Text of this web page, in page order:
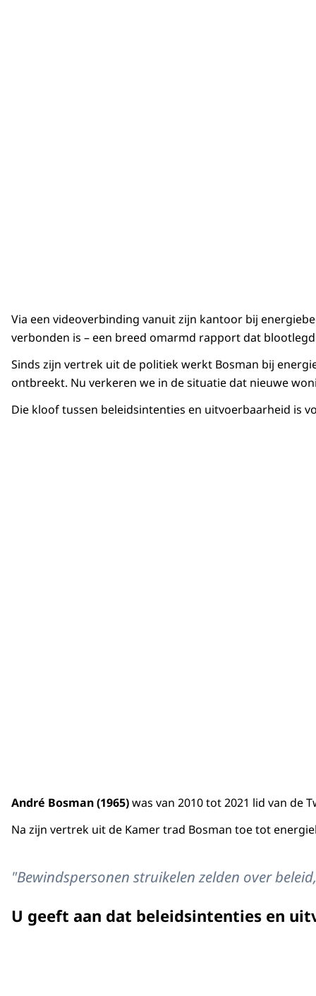
Via een videoverbinding vanuit zijn kantoor bij
verbonden is – een breed omarmd rapport dat
Sinds zijn vertrek uit de politiek werkt Bosman bij
ontbreekt. Nu verkeren we in de situatie dat nieuwe
Die kloof tussen beleidsintenties en uitvoerbaarheid is
André Bosman (1965)was van 2010 tot 2021 lid van de
Na zijn vertrek uit de Kamer trad Bosman toe tot
"Bewindspersonen struikelen zelden over
U geeft aan dat beleidsintenties en